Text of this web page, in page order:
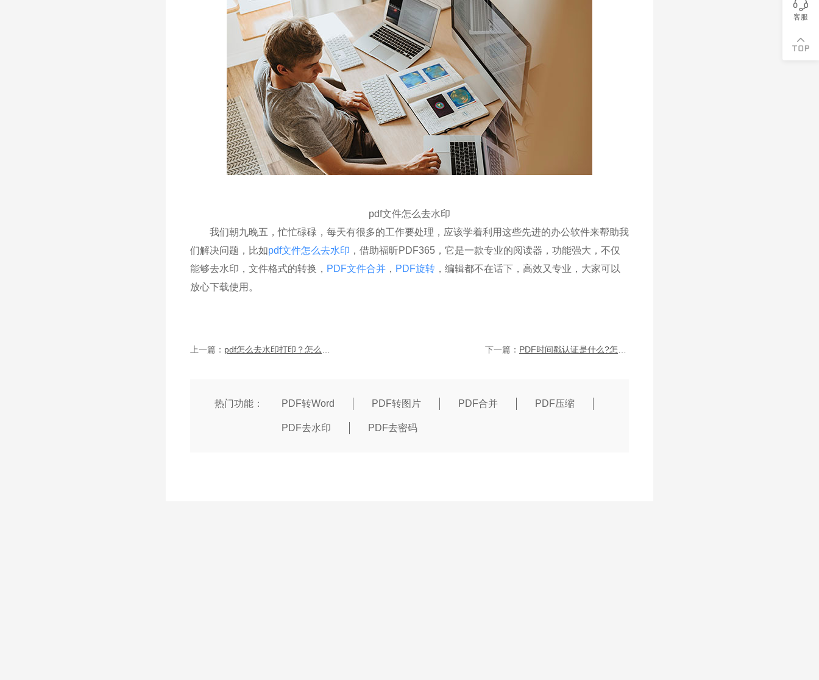
pdf文件怎么去水印
我们朝九晚五，忙忙碌碌，每天有很多的工作要处理，应该学着利用这些先进的办公软件来帮助我
们解决问题，比如pdf文件怎么去水印 ，借助福昕PDF365，它是一款专业的阅读器，功能强大，不仅
能够去水印，文件格式的转换， PDF文件合并 ， PDF旋转 ，编辑都不在话下，高效又专业，大家可以
放心下载使用。
上一篇： 下一篇：
热门功能： PDF转Word PDF转图片 PDF合并 PDF压缩
PDF去水印 PDF去密码
客服